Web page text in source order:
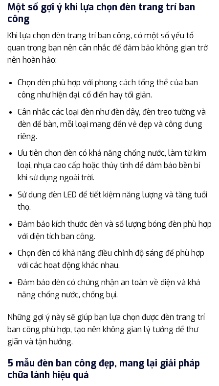
Một số gợi ý khi lựa chọn đèn trang trí ban
công
Khi lựa chọn đèn trang trí ban công, có một số yếu tố
quan trọng bạn nên cân nhắc để đảm bảo không gian trở
nên hoàn hảo:
Chọn đèn phù hợp với phong cách tổng thể của ban
công như hiện đại, cổ điển hay tối giản.
Cân nhắc các loại đèn như đèn dây, đèn treo tường và
đèn để bàn, mỗi loại mang đến vẻ đẹp và công dụng
riêng.
Ưu tiên chọn đèn có khả năng chống nước, làm từ kim
loại, nhựa cao cấp hoặc thủy tinh để đảm bảo bền bỉ
khi sử dụng ngoài trời.
Sử dụng đèn LED để tiết kiệm năng lượng và tăng tuổi
thọ.
Đảm bảo kích thước đèn và số lượng bóng đèn phù hợp
với diện tích ban công.
Chọn đèn có khả năng điều chỉnh độ sáng để phù hợp
với các hoạt động khác nhau.
Đảm bảo đèn có chứng nhận an toàn về điện và khả
năng chống nước, chống bụi.
Những gợi ý này sẽ giúp bạn lựa chọn được đèn trang trí
ban công phù hợp, tạo nên không gian lý tưởng để thư
giãn và tận hưởng.
5 mẫu đèn ban công đẹp, mang lại giải pháp
chữa lành hiệu quả